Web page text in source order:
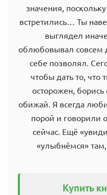
значения,
встретились… Ты
выглядел
облюбовывал совсем
себе позволял.
чтобы дать то, что
осторожен,
обижай. Я всегда
порой и
сейчас. Ещё
«улыбнёмся»
Купить